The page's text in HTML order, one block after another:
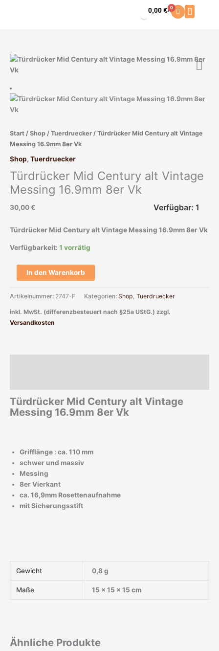
0,00€ 0
Warenkorb
Start / Shop / Tuerdruecker / Türdrücker Mid Century alt Vintage
Messing 16.9mm 8er Vk
Shop, Tuerdruecker
Türdrücker Mid Century alt Vintage
Messing 16.9mm 8er Vk
30,00€ Verfügbar: 1
Türdrücker Mid Century alt Vintage Messing 16.9mm 8er Vk
Verfügbarkeit: 1 vorrätig
Türdrücker
Mid
alt
Vintage
Messing
8er
Vk
Menge
In den Warenkorb
Artikelnummer: 2747-F Kategorien: Shop Tuerdruecker
inkl. MwSt. (differenzbesteuert nach §25a UStG.) zzgl.
Versandkosten
Türdrücker Mid Century alt Vintage
Messing 16.9mm 8er Vk
Grifflänge : ca. 110 mm
schwer und massiv
Messing
8er Vierkant
ca. 16,9mm Rosettenaufnahme
mit Sicherungsstift
Gewicht 0,8 g
Maße 15 × 15 × 15 cm
Ähnliche Produkte